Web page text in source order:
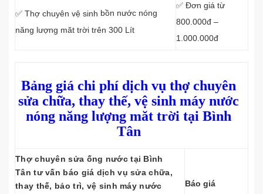
✅ Thợ chuyên vệ sinh bồn nước nóng
năng lượng măt trời trên 300 Lít
✅ Đơn giá từ
800.000đ –
1.000.000đ
Bảng giá chi phí dịch vụ thợ chuyên
sửa chữa, thay thế, vệ sinh máy nước
nóng năng lượng măt trời tại Bình
Tân
Thợ chuyên sửa ống nước tại Bình
Tân tư vấn báo giá dịch vụ sửa chữa,
thay thế, bảo trì, vệ sinh máy nước
Báo giá